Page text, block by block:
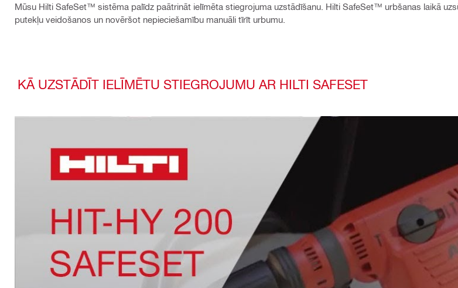
Mūsu Hilti SafeSet™ sistēma palīdz paātrināt ielīmēta stiegrojuma uzstādīšanu. Hilti SafeSet™ urbšanas laikā
putekļu veidošanos un novēršot nepieciešamību manuāli tīrīt urbumu.
KĀ UZSTĀDĪT IELĪMĒTU STIEGROJUMU AR HILTI SAFESET